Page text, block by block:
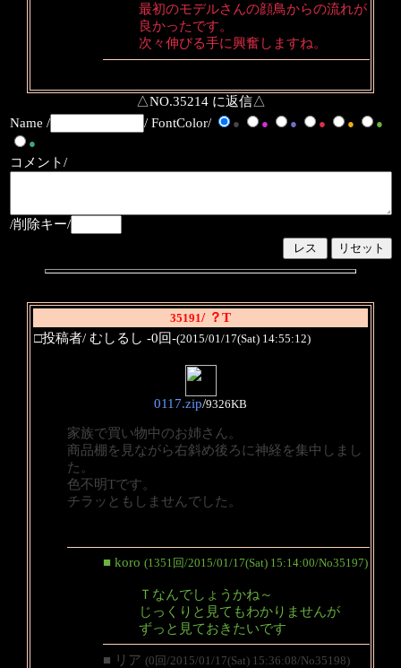
最初のモデルさんの顔鳥からの流れが
良かったです。
次々伸びる手に興奮しますね。
△NO.35214 に返信△
Name /
/ FontColor/ ● ● ● ● ●
●
●
コメント/
/削除キー/
35191/ ？T
□投稿者/ むしるし -0回-(2015/01/17(Sat) 14:55:12)
0117.zip/9326KB
家族で買い物中のお姉さん。
商品棚を見ながら右斜め後ろに神経を集中しまし
た。
色不明Tです。
チラッともしませんでした。
■ koro (1351回/2015/01/17(Sat) 15:14:00/No35197)
Ｔなんでしょうかね～
じっくりと見てもわかりませんが
ずっと見ておきたいです
■ リア (0回/2015/01/17(Sat) 15:36:08/No35198)